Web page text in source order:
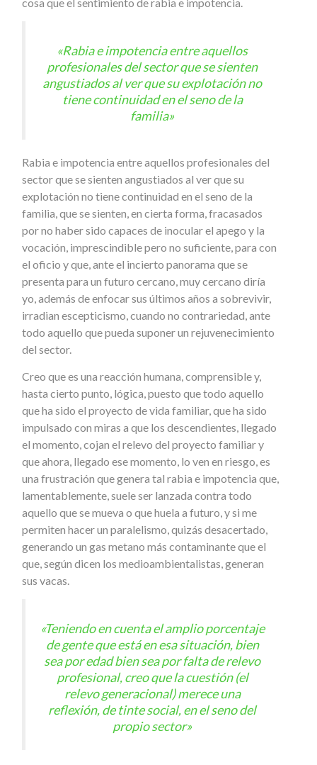
«Rabia e impotencia entre aquellos
profesionales del sector que se sienten
angustiados al ver que su explotación no
tiene continuidad en el seno de la
familia»
Rabia e impotencia entre aquellos profesionales del
sector que se sienten angustiados al ver que su
explotación no tiene continuidad en el seno de la
familia, que se sienten, en cierta forma, fracasados
por no haber sido capaces de inocular el apego y la
vocación, imprescindible pero no suficiente, para con
el oficio y que, ante el incierto panorama que se
presenta para un futuro cercano, muy cercano diría
yo, además de enfocar sus últimos años a sobrevivir,
irradian escepticismo, cuando no contrariedad, ante
todo aquello que pueda suponer un rejuvenecimiento
del sector.
Creo que es una reacción humana, comprensible y,
hasta cierto punto, lógica, puesto que todo aquello
que ha sido el proyecto de vida familiar, que ha sido
impulsado con miras a que los descendientes, llegado
el momento, cojan el relevo del proyecto familiar y
que ahora, llegado ese momento, lo ven en riesgo, es
una frustración que genera tal rabia e impotencia que,
lamentablemente, suele ser lanzada contra todo
aquello que se mueva o que huela a futuro, y si me
permiten hacer un paralelismo, quizás desacertado,
generando un gas metano más contaminante que el
que, según dicen los medioambientalistas, generan
sus vacas.
«Teniendo en cuenta el amplio porcentaje
de gente que está en esa situación, bien
sea por edad bien sea por falta de relevo
profesional, creo que la cuestión (el
relevo generacional) merece una
reflexión, de tinte social, en el seno del
propio sector»